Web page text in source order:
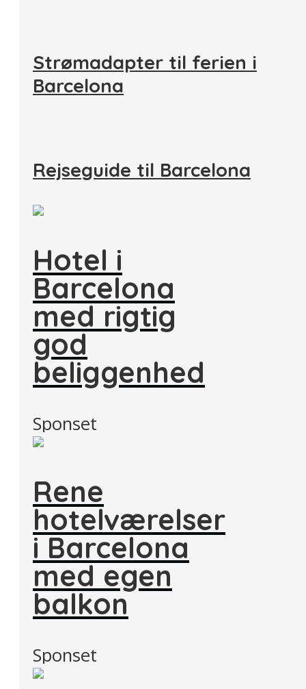
Strømadapter til ferien i
Barcelona
Rejseguide til Barcelona
Hotel i
Barcelona
med rigtig
god
beliggenhed
Sponset
Rene
hotelværelser
i Barcelona
med egen
balkon
Sponset